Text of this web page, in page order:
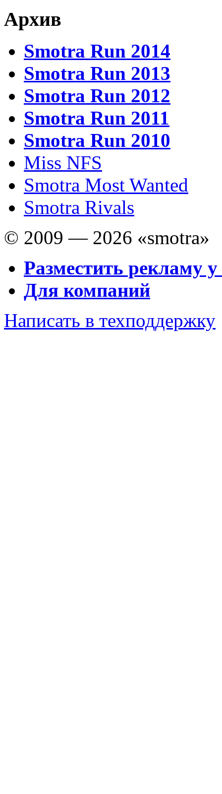
Архив
Smotra Run 2014
Smotra Run 2013
Smotra Run 2012
Smotra Run 2011
Smotra Run 2010
Miss NFS
Smotra Most Wanted
Smotra Rivals
© 2009 — 2026 «smotra»
Разместить рекламу у
Для компаний
Написать в техподдержку